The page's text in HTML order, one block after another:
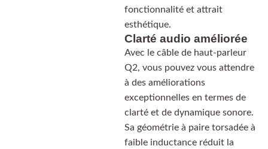
fonctionnalité et attrait
esthétique.
Clarté audio améliorée
Avec le câble de haut-parleur
Q2, vous pouvez vous attendre
à des améliorations
exceptionnelles en termes de
clarté et de dynamique sonore.
Sa géométrie à paire torsadée à
faible inductance réduit la